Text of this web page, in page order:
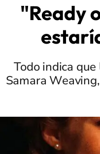
"Ready
Todo indica
Samara